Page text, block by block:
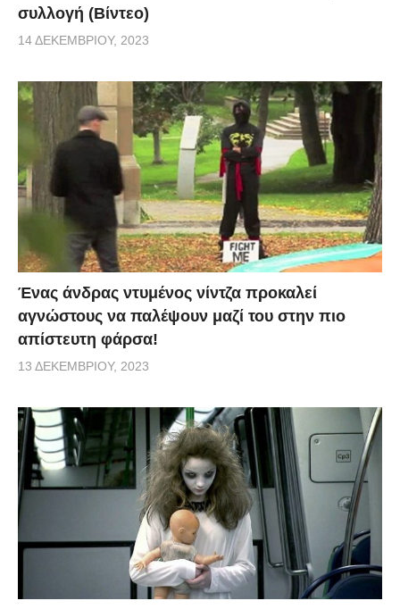
συλλογή (Βίντεο)
14 ΔΕΚΕΜΒΡΊΟΥ, 2023
Ένας άνδρας ντυμένος νίντζα προκαλεί
αγνώστους να παλέψουν μαζί του στην πιο
απίστευτη φάρσα!
13 ΔΕΚΕΜΒΡΊΟΥ, 2023